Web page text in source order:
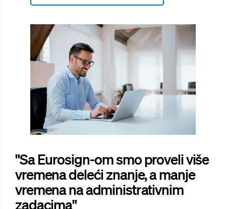
"Sa Eurosign-om smo proveli više
vremena deleći znanje, a manje
vremena na administrativnim
zadacima"